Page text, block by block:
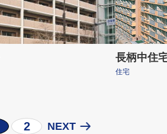
長柄中住
住宅
2 NEXT